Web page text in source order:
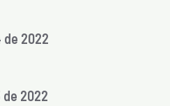
2022
2022